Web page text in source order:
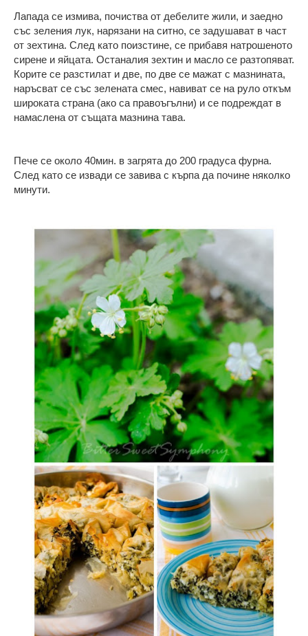
Лапада се измива, почиства от дебелите жили, и заедно
със зеления лук, нарязани на ситно, се задушават в част
от зехтина. След като поизстине, се прибавя натрошеното
сирене и яйцата. Останалия зехтин и масло се разтопяват.
Корите се разстилат и две, по две се мажат с мазнината,
наръсват се със зелената смес, навиват се на руло откъм
широката страна (ако са правоъгълни) и се подреждат в
намаслена от същата мазнина тава.
Пече се около 40мин. в загрята до 200 градуса фурна.
След като се извади се завива с кърпа да почине няколко
минути.